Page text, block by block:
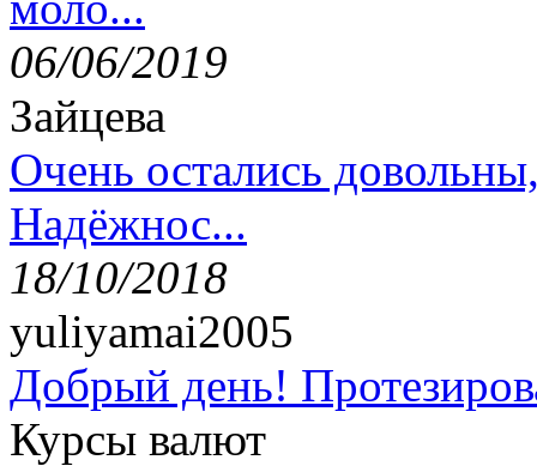
06/06/2019
Зайцева
Очень остались
Надёжнос...
18/10/2018
yuliyamai2005
Добрый день!
Курсы валют